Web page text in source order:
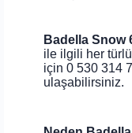
Badella Snow
ile ilgili her türlü
için 0 530 314
ulaşabilirsiniz.